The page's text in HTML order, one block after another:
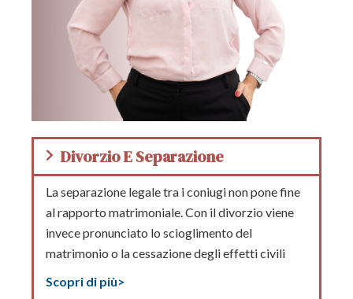
Divorzio E Separazione
La separazione legale tra i coniugi non pone fine
al rapporto matrimoniale. Con il divorzio viene
invece pronunciato lo scioglimento del
matrimonio o la cessazione degli effetti civili
Scopri di più>